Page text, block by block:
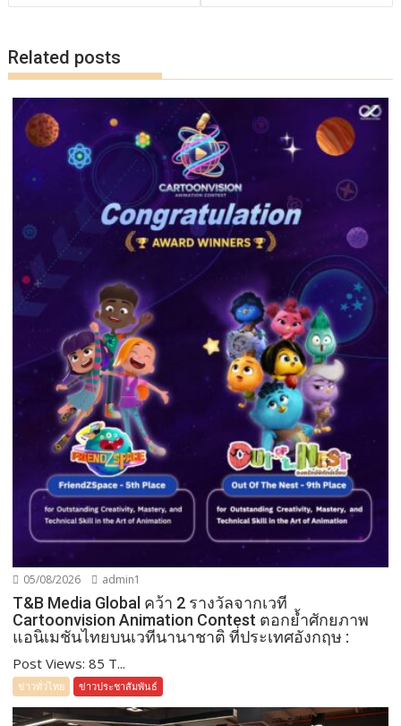
Related posts
05/08/2026 admin1
T&B Media Global คว้า 2 รางวัลจากเวที
Cartoonvision Animation Contest ตอกย้ำศักยภาพ
แอนิเมชันไทยบนเวทีนานาชาติ ที่ประเทศอังกฤษ :
Post Views: 85 T...
ข่าวทั่วไทย ข่าวประชาสัมพันธ์